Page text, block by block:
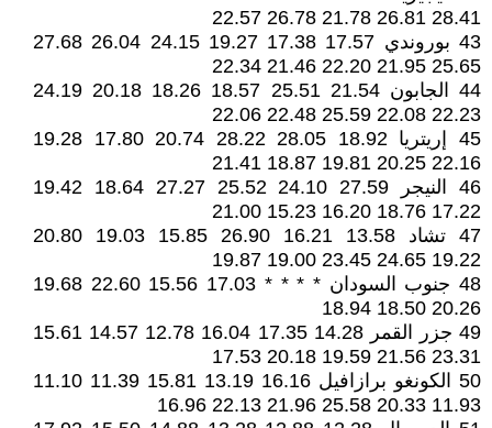
28.41 26.81 21.78 26.78 22.57
43 بوروندي 17.57 17.38 19.27 24.15 26.04 27.68
25.65 21.95 22.20 21.46 22.34
44 الجابون 21.54 25.51 18.57 18.26 20.18 24.19
22.23 22.08 25.59 22.48 22.06
45 إريتريا 18.92 28.05 28.22 20.74 17.80 19.28
22.16 20.25 19.81 18.87 21.41
46 النيجر 27.59 24.10 25.52 27.27 18.64 19.42
17.22 18.76 16.20 15.23 21.00
47 تشاد 13.58 16.21 26.90 15.85 19.03 20.80
19.22 24.65 23.45 19.00 19.87
48 جنوب السودان * * * * 17.03 15.56 22.60 19.68
20.26 18.50 18.94
49 جزر القمر 14.28 17.35 16.04 12.78 14.57 15.61
23.31 21.56 19.59 20.18 17.53
50 الكونغو برازافيل 16.16 13.19 15.81 11.39 11.10
11.93 20.33 25.58 21.96 22.13 16.96